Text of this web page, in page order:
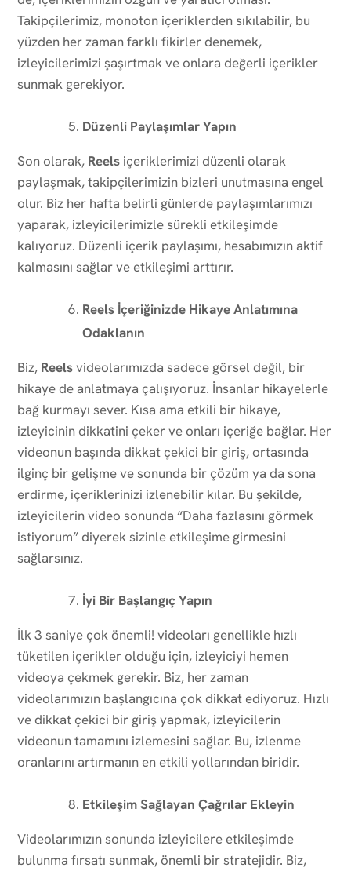
Takipçilerimiz, monoton içeriklerden sıkılabilir, bu
yüzden her zaman farklı fikirler denemek,
izleyicilerimizi şaşırtmak ve onlara değerli içerikler
sunmak gerekiyor.
Düzenli Paylaşımlar Yapın
Son olarak, Reels içeriklerimizi düzenli olarak
paylaşmak, takipçilerimizin bizleri unutmasına engel
olur. Biz her hafta belirli günlerde paylaşımlarımızı
yaparak, izleyicilerimizle sürekli etkileşimde
kalıyoruz. Düzenli içerik paylaşımı, hesabımızın aktif
kalmasını sağlar ve etkileşimi arttırır.
Reels İçeriğinizde Hikaye Anlatımına
Odaklanın
Biz, Reelsvideolarımızda sadece görsel değil, bir
hikaye de anlatmaya çalışıyoruz. İnsanlar hikayelerle
bağ kurmayı sever. Kısa ama etkili bir hikaye,
izleyicinin dikkatini çeker ve onları içeriğe bağlar. Her
videonun başında dikkat çekici bir giriş, ortasında
ilginç bir gelişme ve sonunda bir çözüm ya da sona
erdirme, içeriklerinizi izlenebilir kılar. Bu şekilde,
izleyicilerin video sonunda “Daha fazlasını görmek
istiyorum” diyerek sizinle etkileşime girmesini
sağlarsınız.
İyi Bir Başlangıç Yapın
İlk 3 saniye çok önemli! videoları genellikle hızlı
tüketilen içerikler olduğu için, izleyiciyi hemen
videoya çekmek gerekir. Biz, her zaman
videolarımızın başlangıcına çok dikkat ediyoruz. Hızlı
ve dikkat çekici bir giriş yapmak, izleyicilerin
videonun tamamını izlemesini sağlar. Bu, izlenme
oranlarını artırmanın en etkili yollarından biridir.
Etkileşim Sağlayan Çağrılar Ekleyin
Videolarımızın sonunda izleyicilere etkileşimde
bulunma fırsatı sunmak, önemli bir stratejidir. Biz,